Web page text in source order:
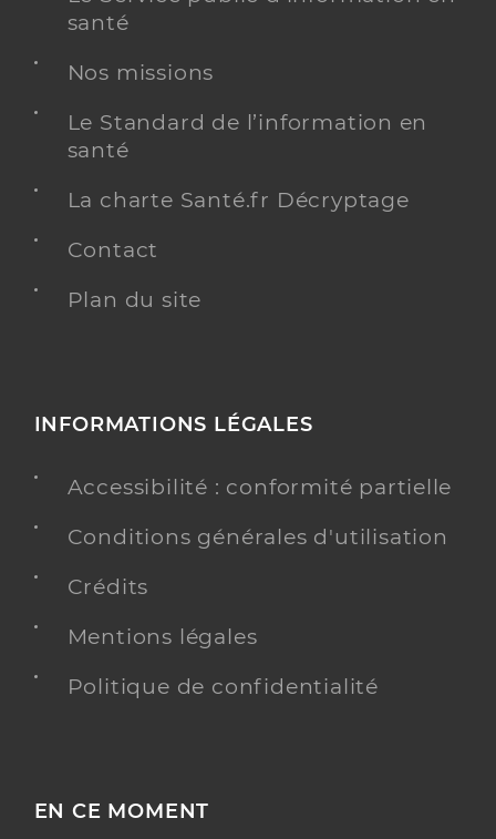
santé
Nos missions
Le Standard de l’information en
santé
La charte Santé.fr Décryptage
Contact
Plan du site
INFORMATIONS LÉGALES
Accessibilité : conformité partielle
Conditions générales d'utilisation
Crédits
Mentions légales
Politique de confidentialité
EN CE MOMENT